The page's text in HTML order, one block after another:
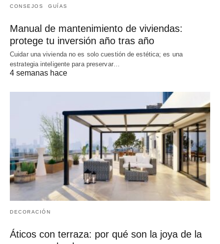
CONSEJOS GUÍAS
Manual de mantenimiento de viviendas:
protege tu inversión año tras año
Cuidar una vivienda no es solo cuestión de estética; es una
estrategia inteligente para preservar…
4 semanas hace
DECORACIÓN
Áticos con terraza: por qué son la joya de la